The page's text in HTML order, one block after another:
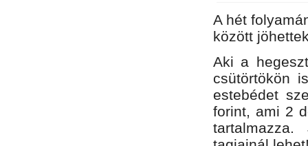
A hét
között
Aki a
csütörtökön
estebédet
forint, ami 2
tartalmazza.